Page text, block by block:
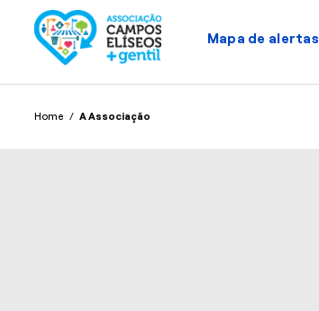
Mapa de alertas
Home / A Associação